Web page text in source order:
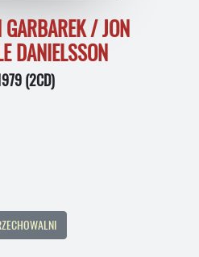
/ JON
DANIELSSON
(2CD)